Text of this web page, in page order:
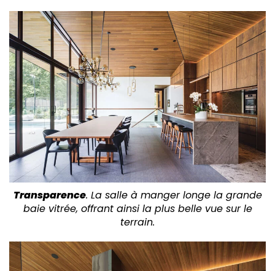
Transparence. La salle à manger longe la grande
baie vitrée, offrant ainsi la plus belle vue sur le
terrain.